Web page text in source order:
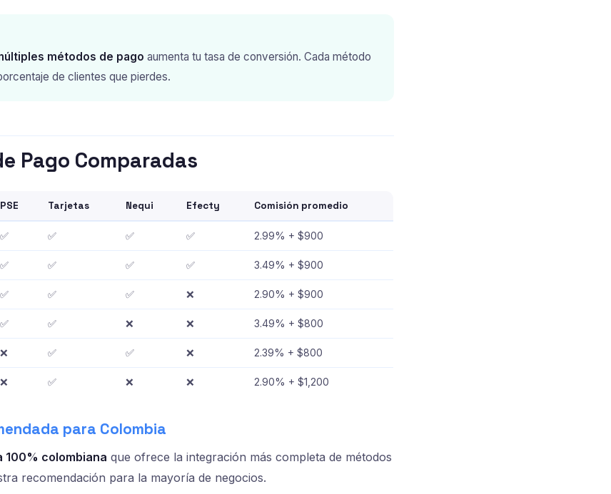
métodos de pago aumenta tu tasa de conversión. Cada método
de clientes que pierdes.
Pago Comparadas
PSE Tarjetas Nequi Efecty Comisión promedio
✅ ✅ ✅ ✅ 2.99% + $900
✅ ✅ ✅ ✅ 3.49% + $900
✅ ✅ ✅ ❌ 2.90% + $900
✅ ✅ ❌ ❌ 3.49% + $800
❌ ✅ ✅ ❌ 2.39% + $800
❌ ✅ ❌ ❌ 2.90% + $1,200
para Colombia
100% colombiana que ofrece la integración más completa de métodos
recomendación para la mayoría de negocios.